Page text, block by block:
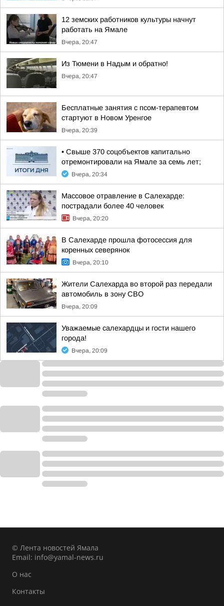
12 земских работников культуры начнут
работать на Ямале
Вчера, 20:47
Из Тюмени в Надым и обратно!
Вчера, 20:47
Бесплатные занятия с псом-терапевтом
стартуют в Новом Уренгое
Вчера, 20:39
• Свыше 370 соцобъектов капитально
отремонтировали на Ямале за семь лет;
Вчера, 20:34
Массовое отравление в Салехарде:
пострадали более 40 человек
Вчера, 20:20
В Салехарде прошла фотосессия для
коренных северянок
Вчера, 20:10
Жители Салехарда во второй раз передали
автомобиль в зону СВО
Вчера, 20:09
Уважаемые салехардцы и гости нашего
города!
Вчера, 20:09
© Лента новостей Ямала
Email: info@yamal-news.ru
О нас
Контакты